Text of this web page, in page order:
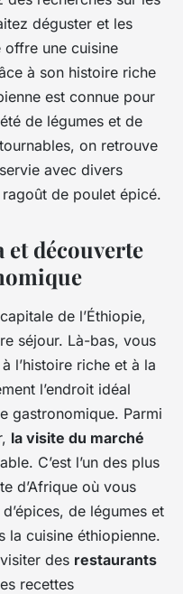
déguster et les
offre une cuisine
à son histoire riche
est connue pour
de légumes et de
on retrouve
avec divers
de poulet épicé.
et découverte
de l’Éthiopie,
séjour. Là-bas, vous
l’histoire riche et à la
l’endroit idéal
gastronomique. Parmi
la visite du marché
C’est l’un des plus
d’Afrique où vous
de légumes et
la cuisine éthiopienne.
des restaurants
recettes